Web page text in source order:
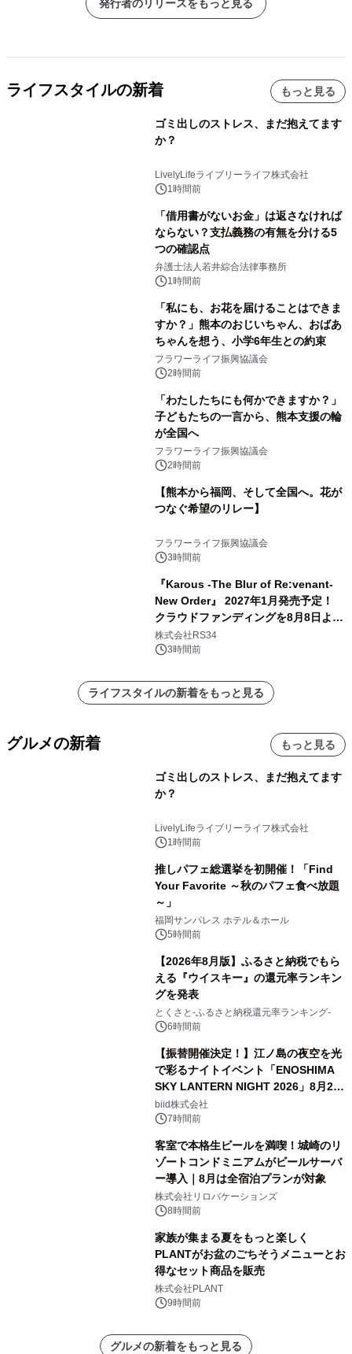
発行者のリリースをもっと見る
ライフスタイルの新着 もっと見る
ゴミ出しのストレス、まだ抱えてます
か？
LivelyLifeライブリーライフ株式会社
1時間前
「借用書がないお金」は返さなければ
ならない？支払義務の有無を分ける5
つの確認点
弁護士法人若井綜合法律事務所
1時間前
「私にも、お花を届けることはできま
すか？」熊本のおじいちゃん、おばあ
ちゃんを想う、小学6年生との約束
フラワーライフ振興協議会
2時間前
「わたしたちにも何かできますか？」
子どもたちの一言から、熊本支援の輪
が全国へ
フラワーライフ振興協議会
2時間前
【熊本から福岡、そして全国へ。花が
つなぐ希望のリレー】
フラワーライフ振興協議会
3時間前
『Karous -The Blur of Re:venant-
New Order』 2027年1月発売予定！
クラウドファンディングを8月8日より
開始
株式会社RS34
3時間前
ライフスタイルの新着をもっと見る
グルメの新着 もっと見る
ゴミ出しのストレス、まだ抱えてます
か？
LivelyLifeライブリーライフ株式会社
1時間前
推しパフェ総選挙を初開催！「Find
Your Favorite ～秋のパフェ食べ放題
～」
福岡サンパレス ホテル＆ホール
5時間前
【2026年8月版】ふるさと納税でもら
える『ウイスキー』の還元率ランキン
グを発表
とくさと-ふるさと納税還元率ランキング-
6時間前
【振替開催決定！】江ノ島の夜空を光
で彩るナイトイベント「ENOSHIMA
SKY LANTERN NIGHT 2026」8月22
日(土)振替開催＆受付スタート！
biid株式会社
7時間前
客室で本格生ビールを満喫！城崎のリ
ゾートコンドミニアムがビールサーバ
ー導入｜8月は全宿泊プランが対象
株式会社リロバケーションズ
8時間前
家族が集まる夏をもっと楽しく
PLANTがお盆のごちそうメニューとお
得なセット商品を販売
株式会社PLANT
9時間前
グルメの新着をもっと見る